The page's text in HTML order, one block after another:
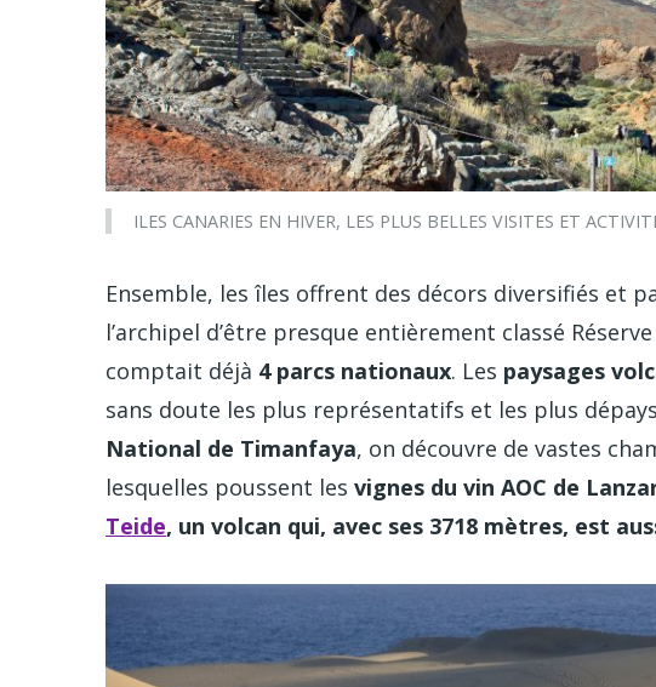
ILES CANARIES EN HIVER, LES PLUS BELLES VISITES ET
Ensemble, les îles offrent des décors diversifiés et
l’archipel d’être presque entièrement classé
comptait déjà 4 parcs nationaux. Les paysages
sans doute les plus représentatifs et les plus
National de Timanfaya, on découvre de vastes
lesquelles poussent les vignes du vin AOC de
Teide, un volcan qui, avec ses 3718 mètres, est